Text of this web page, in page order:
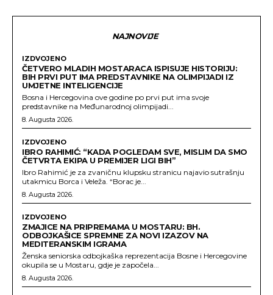
NAJNOVIJE
IZDVOJENO
ČETVERO MLADIH MOSTARACA ISPISUJE HISTORIJU:
BIH PRVI PUT IMA PREDSTAVNIKE NA OLIMPIJADI IZ
UMJETNE INTELIGENCIJE
Bosna i Hercegovina ove godine po prvi put ima svoje
predstavnike na Međunarodnoj olimpijadi...
8. Augusta 2026.
IZDVOJENO
IBRO RAHIMIĆ: “KADA POGLEDAM SVE, MISLIM DA SMO
ČETVRTA EKIPA U PREMIJER LIGI BIH”
Ibro Rahimić je za zvaničnu klupsku stranicu najavio sutrašnju
utakmicu Borca i Veleža. “Borac je...
8. Augusta 2026.
IZDVOJENO
ZMAJICE NA PRIPREMAMA U MOSTARU: BH.
ODBOJKAŠICE SPREMNE ZA NOVI IZAZOV NA
MEDITERANSKIM IGRAMA
Ženska seniorska odbojkaška reprezentacija Bosne i Hercegovine
okupila se u Mostaru, gdje je započela...
8. Augusta 2026.